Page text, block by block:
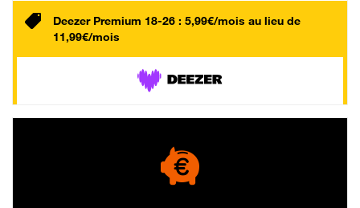
Deezer Premium 18-26 : 5,99€/mois au lieu de
11,99€/mois